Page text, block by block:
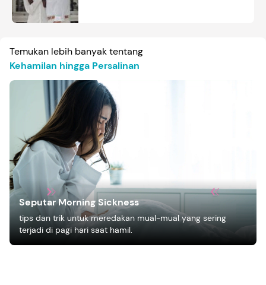
Temukan lebih banyak tentang
Kehamilan hingga Persalinan
Seputar Morning Sickness
tips dan trik untuk meredakan mual-mual yang sering
terjadi di pagi hari saat hamil.